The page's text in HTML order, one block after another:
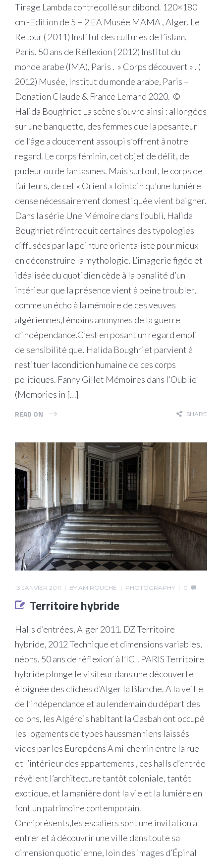
Tirage Lambda contrecollé sur dibond. 120×180
cm -Edition de 5 + 2 EA Musée MAMA , Alger. Le
Retour ( 2011) Institut des cultures de l’islam,
Paris. 50 ans de Réflexion ( 2012) Institut du
monde arabe (IMA), Paris . » Corps découvert » . (
2012) Musée, Institut du monde arabe, Paris –
Donation Claude & France Lemand 2020. ©
Halida Boughriet La scène s’ouvre ainsi : allongées
sur une banquette, des femmes que la pesanteur
de l’âge a doucement assoupi s’offrent à notre
regard. Le corps féminin, cet objet de délit, de
pudeur ou de fantasmes. Mais surtout, le corps de
l’ailleurs, de cet « Orient » lointain qu’une lumière
dense nécessairement domestiquée vient baigner.
Dans la série Une Mémoire dans l’oubli, Halida
Boughriet réintroduit certaines des typologies
diffusées par la peinture orientaliste pour mieux
en déconstruire la mythologie. L’imagerie figée et
idéalisée du quotidien cède à la banalité d’un
intérieur que la présence vient à peine troubler,
comme un écho à la mémoire de ces veuves
algériennes,témoins anonymes de la guerre
d’indépendance.C’est en posant un regard empli
de sensibilité que. Halida Boughriet parvient à
restituer lacondition humaine de ces corps
politiques. Fanny Gillet Mémoires dans l’Oublie
(Memories in […]
READ ON SHARE
13 JANVIER 2011 BY AMIROUCHE PHOTOGRAPHY 0
Territoire hybride
Halls d’entrées, Alger 2011. DZ Territoire
hybride, 2012 Technique et dimensions variables,
néons. 50 ans de réflexion’ à l’ICI. PARIS Territoire
hybride plonge le visiteur dans une découverte
éloignée des clichés d’Alger la Blanche. A la veille
de l’indépendance et au lendemain du départ des
colons, les Algérois habitant la Casbah ont occupé
les logements de types haussmanniens laissés
vides par les Européens A mi-chemin entre la rue
et l’intérieur des appartements , ces halls d’entrée
révèlent l’architecture tantôt coloniale, tantôt
exotique, et la manière dont la vie et la lumière en
font un patrimoine contemporain.
Omniprésents,les escaliers sont une invitation à
entrer et à découvrir une ville dans toute sa
dimension quotidienne, loin des images d’Épinal